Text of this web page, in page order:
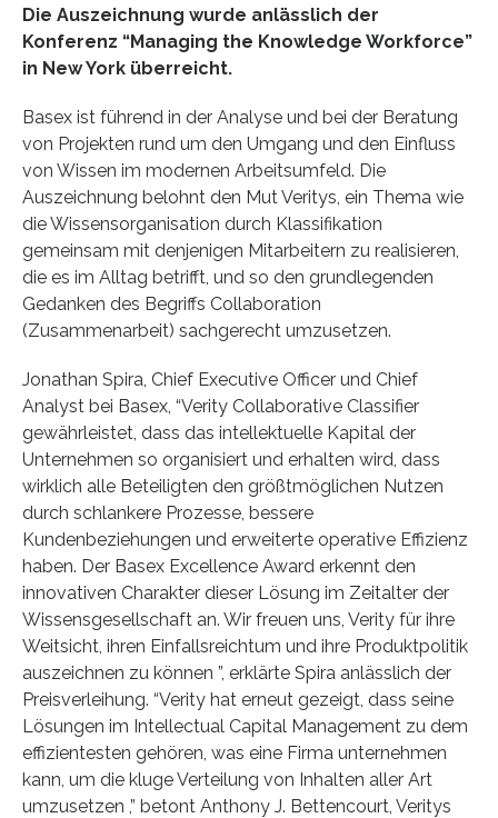
Die Auszeichnung wurde anlässlich der
Konferenz “Managing the Knowledge Workforce”
in New York überreicht.
Basex ist führend in der Analyse und bei der Beratung
von Projekten rund um den Umgang und den Einfluss
von Wissen im modernen Arbeitsumfeld. Die
Auszeichnung belohnt den Mut Veritys, ein Thema wie
die Wissensorganisation durch Klassifikation
gemeinsam mit denjenigen Mitarbeitern zu realisieren,
die es im Alltag betrifft, und so den grundlegenden
Gedanken des Begriffs Collaboration
(Zusammenarbeit) sachgerecht umzusetzen.
Jonathan Spira, Chief Executive Officer und Chief
Analyst bei Basex, “Verity Collaborative Classifier
gewährleistet, dass das intellektuelle Kapital der
Unternehmen so organisiert und erhalten wird, dass
wirklich alle Beteiligten den größtmöglichen Nutzen
durch schlankere Prozesse, bessere
Kundenbeziehungen und erweiterte operative Effizienz
haben. Der Basex Excellence Award erkennt den
innovativen Charakter dieser Lösung im Zeitalter der
Wissensgesellschaft an. Wir freuen uns, Verity für ihre
Weitsicht, ihren Einfallsreichtum und ihre Produktpolitik
auszeichnen zu können ”, erklärte Spira anlässlich der
Preisverleihung. “Verity hat erneut gezeigt, dass seine
Lösungen im Intellectual Capital Management zu dem
effizientesten gehören, was eine Firma unternehmen
kann, um die kluge Verteilung von Inhalten aller Art
umzusetzen ,” betont Anthony J. Bettencourt, Veritys